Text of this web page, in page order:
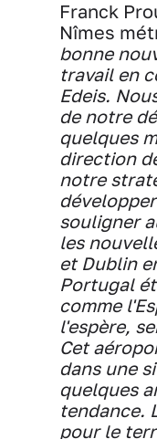
Franck
Nîmes
bonne
travail en
Edeis.
de notre
quelques
direction
notre
souligner
les
et Dublin
Portugal
comme
l'espère,
Cet
dans une
quelques
tendance.
pour le